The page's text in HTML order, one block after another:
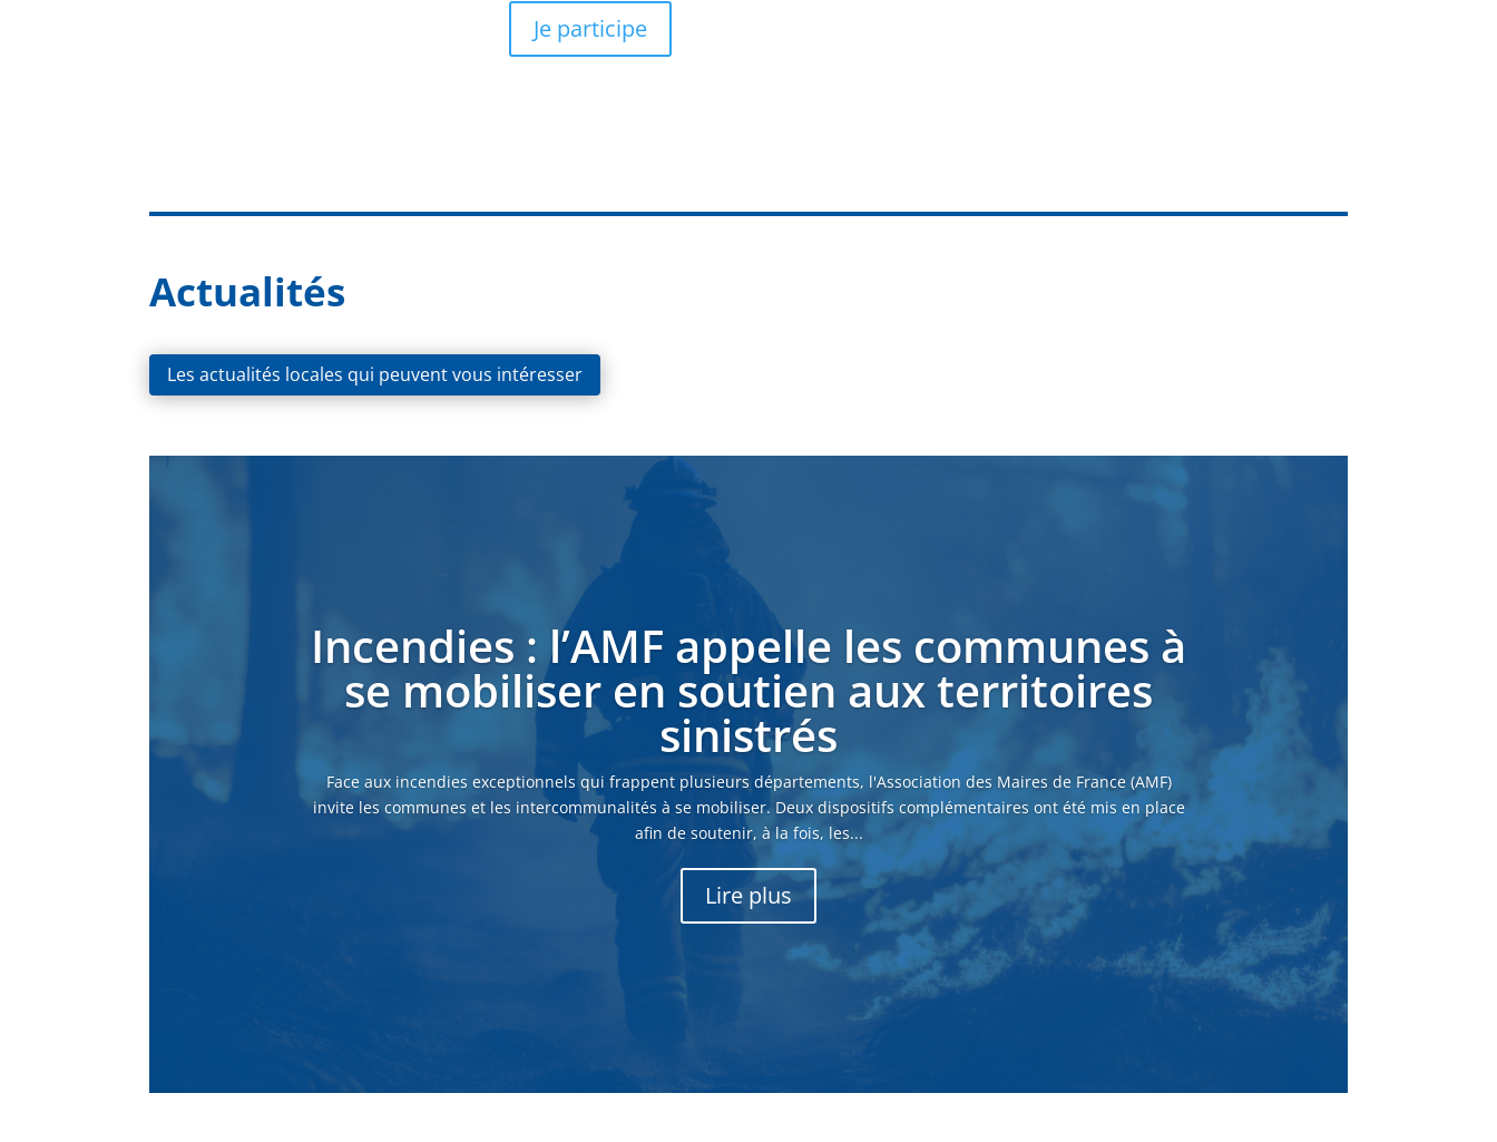
Je participe
Actualités
Les actualités locales qui peuvent vous intéresser
Incendies : l’AMF appelle les communes à
se mobiliser en soutien aux territoires
sinistrés
Face aux incendies exceptionnels qui frappent plusieurs départements, l'Association des Maires de France (AMF)
invite les communes et les intercommunalités à se mobiliser. Deux dispositifs complémentaires ont été mis en place
afin de soutenir, à la fois, les...
Lire plus